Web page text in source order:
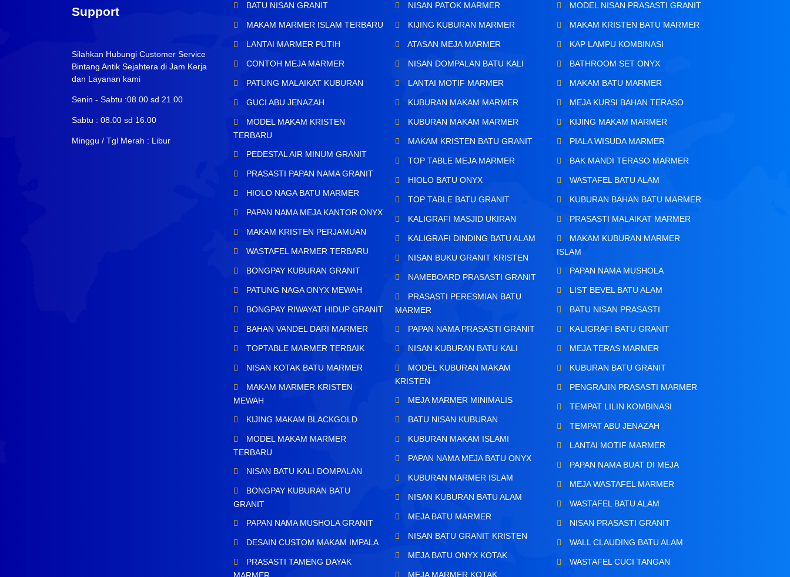
Support
Silahkan Hubungi Customer Service
Bintang Antik Sejahtera di Jam Kerja
dan Layanan kami
Senin - Sabtu :08.00 sd 21.00
Sabtu : 08.00 sd 16.00
Minggu / Tgl Merah : Libur
BATU NISAN GRANIT
MAKAM MARMER ISLAM TERBARU
LANTAI MARMER PUTIH
CONTOH MEJA MARMER
PATUNG MALAIKAT KUBURAN
GUCI ABU JENAZAH
MODEL MAKAM KRISTEN
TERBARU
PEDESTAL AIR MINUM GRANIT
PRASASTI PAPAN NAMA GRANIT
HIOLO NAGA BATU MARMER
PAPAN NAMA MEJA KANTOR ONYX
MAKAM KRISTEN PERJAMUAN
WASTAFEL MARMER TERBARU
BONGPAY KUBURAN GRANIT
PATUNG NAGA ONYX MEWAH
BONGPAY RIWAYAT HIDUP GRANIT
BAHAN VANDEL DARI MARMER
TOPTABLE MARMER TERBAIK
NISAN KOTAK BATU MARMER
MAKAM MARMER KRISTEN
MEWAH
KIJING MAKAM BLACKGOLD
MODEL MAKAM MARMER
TERBARU
NISAN BATU KALI DOMPALAN
BONGPAY KUBURAN BATU
GRANIT
PAPAN NAMA MUSHOLA GRANIT
DESAIN CUSTOM MAKAM IMPALA
PRASASTI TAMENG DAYAK
NISAN PATOK MARMER
KIJING KUBURAN MARMER
ATASAN MEJA MARMER
NISAN DOMPALAN BATU KALI
LANTAI MOTIF MARMER
KUBURAN MAKAM MARMER
KUBURAN MAKAM MARMER
MAKAM KRISTEN BATU GRANIT
TOP TABLE MEJA MARMER
HIOLO BATU ONYX
TOP TABLE BATU GRANIT
KALIGRAFI MASJID UKIRAN
KALIGRAFI DINDING BATU ALAM
NISAN BUKU GRANIT KRISTEN
NAMEBOARD PRASASTI GRANIT
PRASASTI PERESMIAN BATU
MARMER
PAPAN NAMA PRASASTI GRANIT
NISAN KUBURAN BATU KALI
MODEL KUBURAN MAKAM
KRISTEN
MEJA MARMER MINIMALIS
BATU NISAN KUBURAN
KUBURAN MAKAM ISLAMI
PAPAN NAMA MEJA BATU ONYX
KUBURAN MARMER ISLAM
NISAN KUBURAN BATU ALAM
MEJA BATU MARMER
NISAN BATU GRANIT KRISTEN
MEJA BATU ONYX KOTAK
MEJA MARMER KOTAK
MODEL NISAN PRASASTI GRANIT
MAKAM KRISTEN BATU MARMER
KAP LAMPU KOMBINASI
BATHROOM SET ONYX
MAKAM BATU MARMER
MEJA KURSI BAHAN TERASO
KIJING MAKAM MARMER
PIALA WISUDA MARMER
BAK MANDI TERASO MARMER
WASTAFEL BATU ALAM
KUBURAN BAHAN BATU MARMER
PRASASTI MALAIKAT MARMER
MAKAM KUBURAN MARMER
ISLAM
PAPAN NAMA MUSHOLA
LIST BEVEL BATU ALAM
BATU NISAN PRASASTI
KALIGRAFI BATU GRANIT
MEJA TERAS MARMER
KUBURAN BATU GRANIT
PENGRAJIN PRASASTI MARMER
TEMPAT LILIN KOMBINASI
TEMPAT ABU JENAZAH
LANTAI MOTIF MARMER
PAPAN NAMA BUAT DI MEJA
MEJA WASTAFEL MARMER
WASTAFEL BATU ALAM
NISAN PRASASTI GRANIT
WALL CLAUDING BATU ALAM
WASTAFEL CUCI TANGAN